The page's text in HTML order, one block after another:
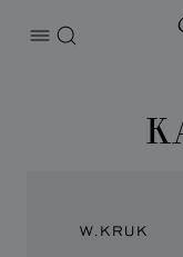
打开菜单
搜索
W.KRUK